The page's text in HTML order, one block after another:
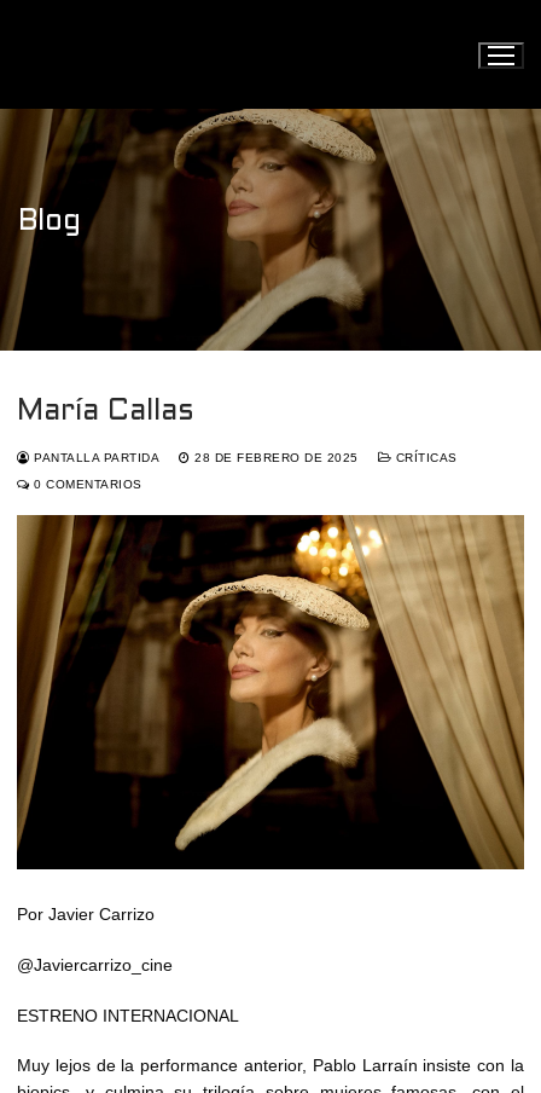
Blog
María Callas
PANTALLA PARTIDA 28 DE FEBRERO DE 2025
CRÍTICAS
0 COMENTARIOS
Por Javier Carrizo
@Javiercarrizo_cine
ESTRENO INTERNACIONAL
Muy lejos de la performance anterior, Pablo Larraín insiste con la